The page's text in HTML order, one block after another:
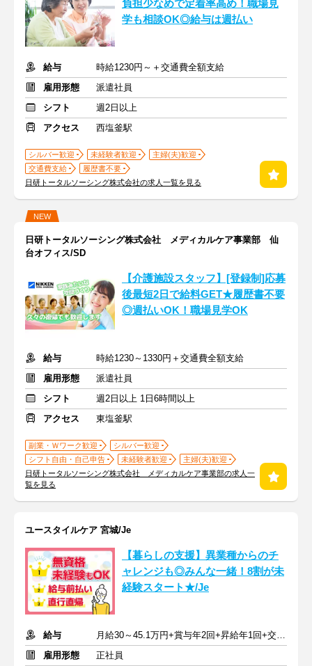
負担少なめで定着率高め！職場見
学も相談OK◎給与は週払い
給与
時給1230円～＋交通費全額支給
雇用形態
派遣社員
シフト
週2日以上
アクセス
西塩釜駅
シルバー歓迎 未経験者歓迎
主婦(夫)歓迎
交通費支給
履歴書不要
日研トータルソーシング株式会社の求人一覧を見る
NEW
日研トータルソーシング株式会社 メディカルケア事業部 仙
台オフィス/SD
【介護施設スタッフ】[登録制]応募
後最短2日で給料GET★履歴書不要
◎週払いOK！職場見学OK
給与
時給1230～1330円＋交通費全額支給
雇用形態
派遣社員
シフト
週2日以上 1日6時間以上
アクセス
東塩釜駅
副業・Ｗワーク歓迎
シルバー歓迎
シフト自由・自己申告
未経験者歓迎
主婦(夫)歓迎
日研トータルソーシング株式会社 メディカルケア事業部の求人一
覧を見る
ユースタイルケア 宮城/Je
【暮らしの支援】異業種からのチ
ャレンジも◎みんな一緒！8割が未
経験スタート★/Je
給与
月給30～45.1万円+賞与年2回+昇給年1回+交通費全額
雇用形態
正社員